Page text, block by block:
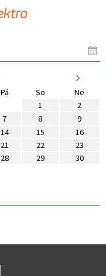
Pá So
Ne
1
2
7 8
9
14 15
16
21 22
23
28 29
30